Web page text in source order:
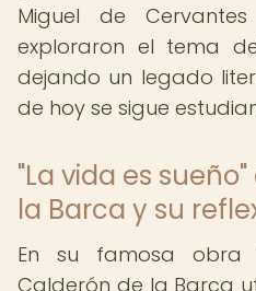
Miguel de
exploraron el tema
dejando un legado
de hoy se sigue
"La vida es
la Barca y su
En su famosa obra
Calderón de la Barca